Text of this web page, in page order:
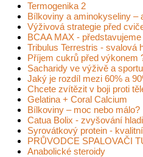
Termogenika 2
Bílkoviny a aminokyseliny –
Výživová strategie před
BCAA MAX -
Tribulus Terrestris - svalová
Příjem cukrů před výkonem
Sacharidy ve výživě a
Jaký je rozdíl mezi 60% a
Chcete zvítězit v boji proti
Gelatina + Coral Calcium
Bílkoviny – moc nebo málo?
Catua Bolix - zvyšování
Syrovátkový protein -
PRŮVODCE SPALOVAČI
Anabolické steroidy